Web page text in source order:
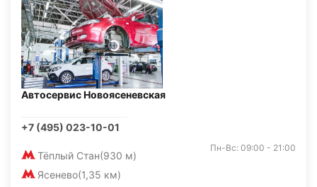
Автосервис Новоясеневская
+7 (495) 023-10-01
Тёплый Стан(930 м)
Ясенево(1,35 км)
Пн-Вс: 09:00 - 21:00